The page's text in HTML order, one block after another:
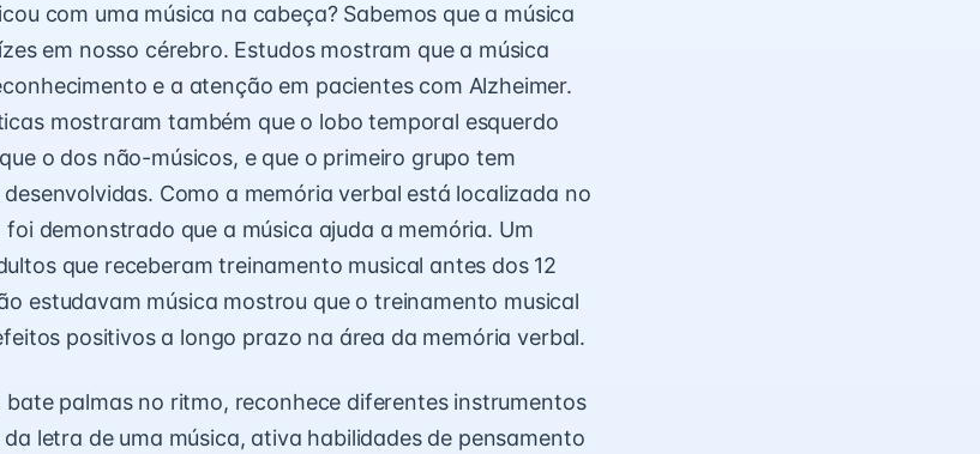
com uma música na cabeça? Sabemos que a música
em nosso cérebro. Estudos mostram que a música
e a atenção em pacientes com Alzheimer.
mostraram também que o lobo temporal esquerdo
o dos não-músicos, e que o primeiro grupo tem
Como a memória verbal está localizada no
demonstrado que a música ajuda a memória. Um
que receberam treinamento musical antes dos 12
estudavam música mostrou que o treinamento musical
positivos a longo prazo na área da memória verbal.
bate palmas no ritmo, reconhece diferentes instrumentos
letra de uma música, ativa habilidades de pensamento